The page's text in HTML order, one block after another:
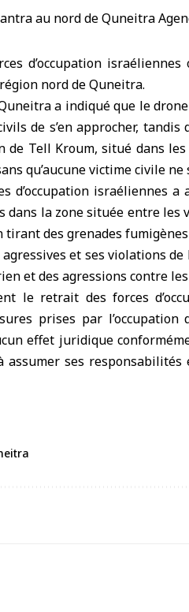
d’occupation israéliennes
nord deQuneitra.
a indiqué que le
de s’en approcher,
de Tell Kroum, situé dans
qu’aucune victime civile ne
d’occupation israéliennes
dans la zone située entre les
des grenades
et ses violations de
et des agressions contre
le retrait des forces
prises par
effet juridique
assumer ses